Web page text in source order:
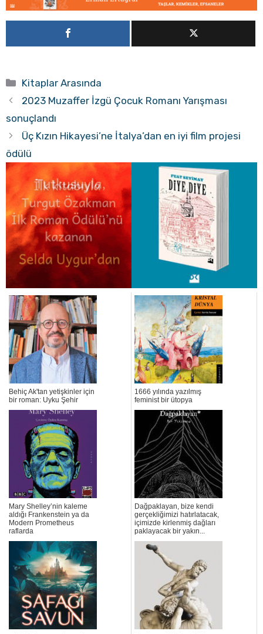
Kategoriler
Kitaplar Arasında
2023 Muzaffer İzgü Çocuk Romanı Yarışması
sonuçlandı
Üç Kızın Hikayesi’ne İtalya’dan en iyi film projesi
ödülü
Behiç Ak'tan yetişkinler için
bir roman: Uyku Şehir
1666 yılında yazılmış
feminist bir ütopya
Mary Shelley’nin kaleme
aldığı Frankenstein ya da
Modern Prometheus
raflarda
Dağpaklayan, bize kendi
gerçekliğimizi hatırlatacak,
içimizde kirlenmiş dağları
paklayacak bir yakın...